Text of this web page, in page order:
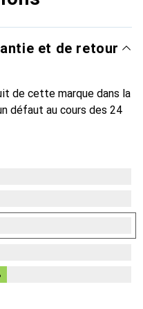
et de retour
de cette marque dans la
défaut au cours des 24